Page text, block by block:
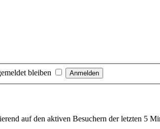
bleiben
auf den aktiven Besuchern der letzten 5